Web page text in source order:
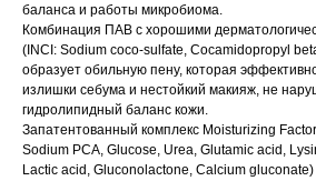
баланса и работы микробиома.
Комбинация ПАВ с хорошими
(INCI: Sodium coco-sulfate, Cocamidopropyl
образует обильную пену, которая
излишки себума и нестойкий макияж, не
гидролипидный баланс кожи.
Запатентованный комплекс Moisturizing
Sodium PCA, Glucose, Urea, Glutamic acid,
Lactic acid, Gluconolactone, Calcium